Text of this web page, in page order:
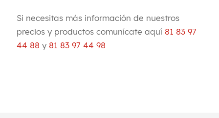
Si necesitas más información de nuestros
precios y productos comunícate aquí 81 83 97
44 88 y 81 83 97 44 98